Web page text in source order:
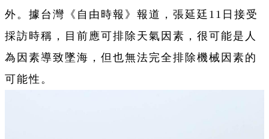
外。據台灣《自由時報》報道，張延廷11日接受
採訪時稱，目前應可排除天氣因素，很可能是人
為因素導致墜海，但也無法完全排除機械因素的
可能性。